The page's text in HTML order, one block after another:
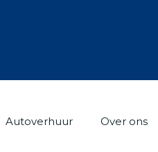
Autoverhuur Over ons